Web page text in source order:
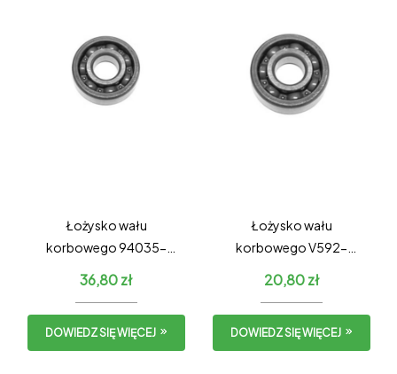
Łożysko wału
korbowego 94035-
36,80zł
DOWIEDZ SIĘ WIĘCEJ
Łożysko wału
korbowego V592-
20,80zł
DOWIEDZ SIĘ WIĘCEJ